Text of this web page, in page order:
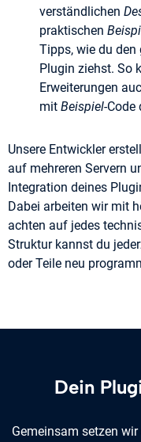
verständlichen
praktischen
Tipps, wie du
Plugin ziehst. So
Erweiterungen
mit Beispiel-Code
Unsere Entwickler
auf mehreren Servern
Integration deines
Dabei arbeiten wir mit
achten auf jedes
Struktur kannst du
oder Teile neu
Dein
Gemeinsam setzen